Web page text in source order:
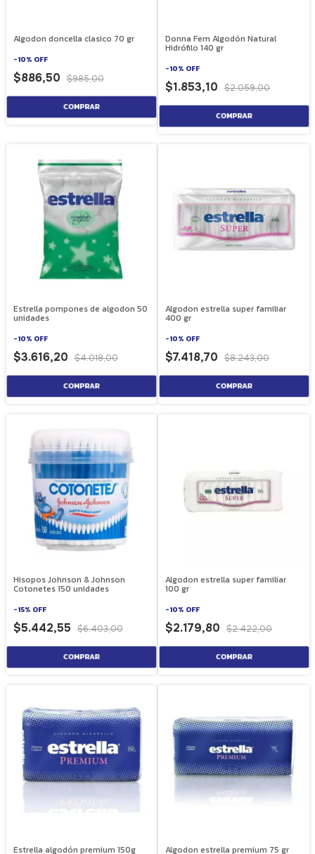
Algodon doncella clasico 70 gr
-10% OFF
$886,50 $985,00
Donna Fem Algodón Natural
Hidrófilo 140 gr
-10% OFF
$1.853,10 $2.059,00
Estrella pompones de algodon 50
unidades
-10% OFF
$3.616,20 $4.018,00
Algodon estrella super familiar
400 gr
-10% OFF
$7.418,70 $8.243,00
Hisopos Johnson & Johnson
Cotonetes 150 unidades
-15% OFF
$5.442,55 $6.403,00
Algodon estrella super familiar
100 gr
-10% OFF
$2.179,80 $2.422,00
Estrella algodón premium 150g Algodon estrella premium 75 gr